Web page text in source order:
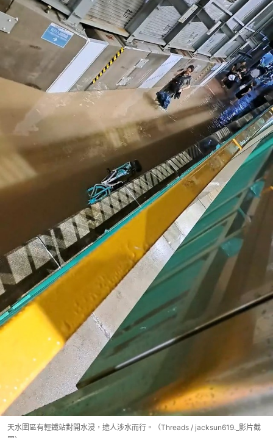
天水圍區有輕鐵站對開水浸，途人涉水而行。（Threads / jacksun619._影片截